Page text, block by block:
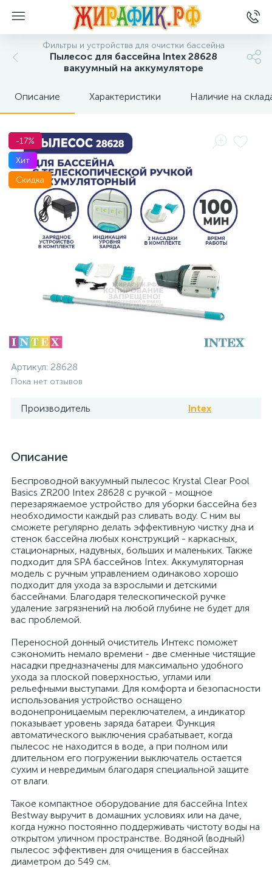
Фильтры и устройства для очистки бассейна
Пылесос для бассейна Intex 28628
вакуумный на аккумуляторе
Описание Характеристики Наличие на
-17%
Хит
Скидка
Артикул: 28628
Пока нет отзывов
Производитель Intex
Описание
Беспроводной вакуумный пылесос Krystal Clear Pool
Basics ZR200 Intex 28628 с ручкой - мощное
перезаряжаемое устройство для уборки бассейна без
необходимости каждый раз сливать воду. С ним вы
сможете регулярно делать эффективную чистку дна и
стенок бассейна любых конструкций - каркасных,
стационарных, надувных, больших и маленьких. Также
подходит для SPA бассейнов Intex. Аккумуляторная
модель с ручным управлением одинаково хорошо
подходит для ухода за взрослыми и детскими
бассейнами. Благодаря телескопической ручке
удаление загрязнений на любой глубине не будет для
вас проблемой.
Переносной донный очиститель Интекс поможет
сэкономить немало времени - две сменные чистящие
насадки предназначены для максимально удобного
ухода за плоской поверхностью, углами или
рельефными выступами. Для комфорта и безопасности
использования устройство оснащено
водонепроницаемым переключателем, а индикатор
показывает уровень заряда батареи. Функция
автоматического выключения срабатывает, когда
пылесос не находится в воде, а при полном или
длительном его погружении выключатель остается
сухим и невредимым благодаря специальной защите
от влаги.
Такое компактное оборудование для бассейна Intex
Bestway выручит в домашних условиях или на даче,
когда нужно постоянно поддерживать чистоту воды на
открытом уличном пространстве. Водяной (водный)
пылесос эффективен для очищения в бассейнах
диаметром до 549 см.